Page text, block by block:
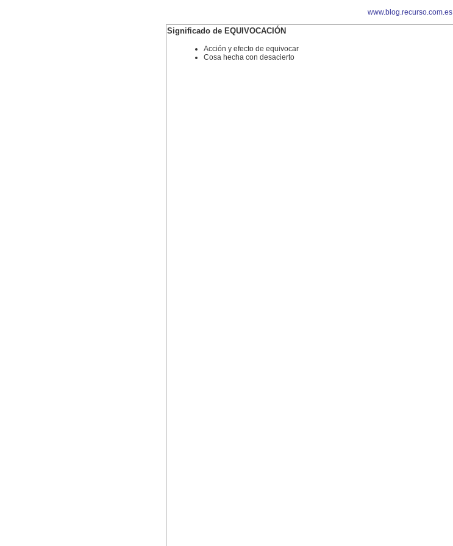
www.blog.recurso.com.es
Significado de EQUIVOCACIÓN
Acción y efecto de equivocar
Cosa hecha con desacierto